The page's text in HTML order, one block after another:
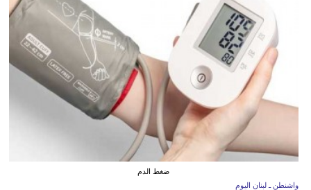
ضغط الدم
واشنطن ـ لبنان اليوم